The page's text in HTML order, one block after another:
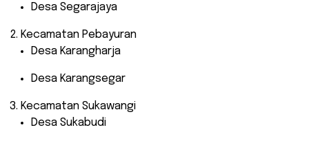
Desa Segarajaya
Kecamatan Pebayuran
Desa Karangharja
Desa Karangsegar
Kecamatan Sukawangi
Desa Sukabudi